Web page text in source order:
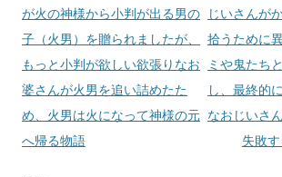
稿
ナ
ビ
ゲ
ー
シ
が火の神様から小判が出る男の
子（火男）を贈られましたが、
もっと小判が欲しい欲張りなお
婆さんが火男を追い詰めたた
め、火男は火になって神様の元
へ帰る物語
じいさんが
拾うために
ミや鬼たち
し、最終的
なおじいさ
失敗